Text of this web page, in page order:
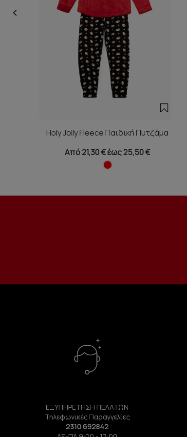
Holy Jolly Fleece Παιδική Πυτζάμα
Από 21,30 € έως 25,50 €
ΕΞΥΠΗΡΕΤΗΣΗ ΠΕΛΑΤΩΝ
Τηλεφωνικές Παραγγελίες
2310 692842